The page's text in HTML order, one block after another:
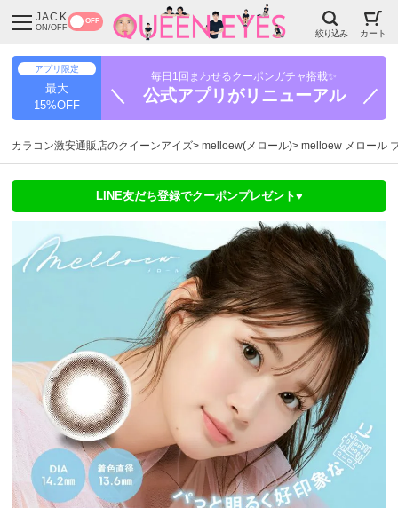
JACK
ON/OFF
OFF
絞り込み カート
アプリ限定
最大
15%OFF
毎日1回まわせるクーポンガチャ搭載✨
＼ 公式アプリがリニューアル ／
カラコン激安通販店のクイーンアイズ melloew(メロール) melloew メロール
LINE友だち登録でクーポンプレゼント♥